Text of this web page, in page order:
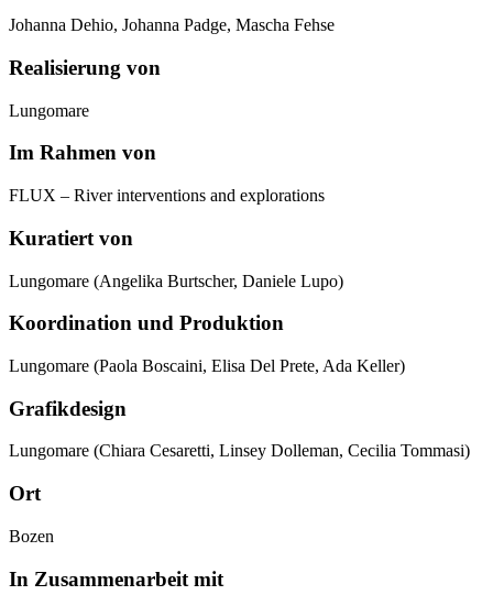
Johanna Dehio, Johanna Padge, Mascha Fehse
Realisierung von
Lungomare
Im Rahmen von
FLUX – River interventions and explorations
Kuratiert von
Lungomare (Angelika Burtscher, Daniele Lupo)
Koordination und Produktion
Lungomare (Paola Boscaini, Elisa Del Prete, Ada Keller)
Grafikdesign
Lungomare (Chiara Cesaretti, Linsey Dolleman, Cecilia Tommasi)
Ort
Bozen
In Zusammenarbeit mit